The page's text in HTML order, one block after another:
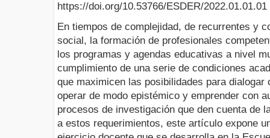
https://doi.org/10.53766/ESDER/2022.01.01.01
En tiempos de complejidad, de recurrentes y
social, la formación de profesionales
los programas y agendas educativas a nivel
cumplimiento de una serie de condiciones
que maximicen las posibilidades para
operar de modo epistémico y emprender con
procesos de investigación que den cuenta de
a estos requerimientos, este artículo expone